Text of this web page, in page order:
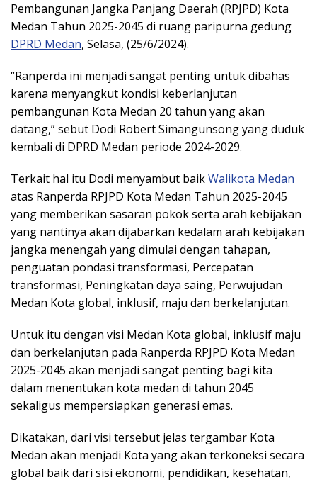
Pembangunan Jangka Panjang Daerah (RPJPD) Kota
Medan Tahun 2025-2045 di ruang paripurna gedung
DPRD Medan, Selasa, (25/6/2024).
“Ranperda ini menjadi sangat penting untuk dibahas
karena menyangkut kondisi keberlanjutan
pembangunan Kota Medan 20 tahun yang akan
datang,” sebut Dodi Robert Simangunsong yang duduk
kembali di DPRD Medan periode 2024-2029.
Terkait hal itu Dodi menyambut baikWalikota Medan
atas Ranperda RPJPD Kota Medan Tahun 2025-2045
yang memberikan sasaran pokok serta arah kebijakan
yang nantinya akan dijabarkan kedalam arah kebijakan
jangka menengah yang dimulai dengan tahapan,
penguatan pondasi transformasi, Percepatan
transformasi, Peningkatan daya saing, Perwujudan
Medan Kota global, inklusif, maju dan berkelanjutan.
Untuk itu dengan visi Medan Kota global, inklusif maju
dan berkelanjutan pada Ranperda RPJPD Kota Medan
2025-2045 akan menjadi sangat penting bagi kita
dalam menentukan kota medan di tahun 2045
sekaligus mempersiapkan generasi emas.
Dikatakan, dari visi tersebut jelas tergambar Kota
Medan akan menjadi Kota yang akan terkoneksi secara
global baik dari sisi ekonomi, pendidikan, kesehatan,